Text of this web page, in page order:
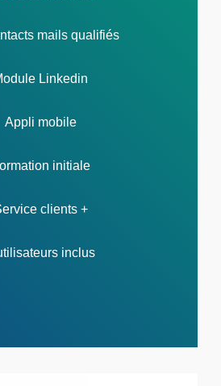
mails qualifiés
Linkedin
Appli mobile
initiale
clients +
inclus